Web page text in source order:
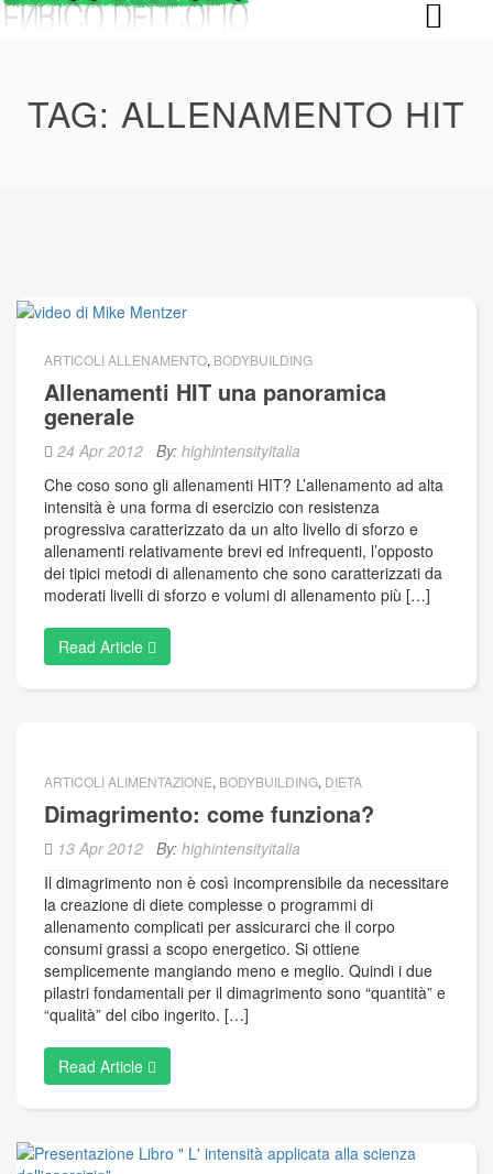
Skip
TAG: ALLENAMENTO HIT
ARTICOLI ALLENAMENTO, BODYBUILDING
Allenamenti HIT una panoramica
generale
24 Apr 2012 By: highintensityitalia
Che coso sono gli allenamenti HIT? L’allenamento ad alta
intensità è una forma di esercizio con resistenza
progressiva caratterizzato da un alto livello di sforzo e
allenamenti relativamente brevi ed infrequenti, l’opposto
dei tipici metodi di allenamento che sono caratterizzati da
moderati livelli di sforzo e volumi di allenamento più […]
Read Article
ARTICOLI ALIMENTAZIONE, BODYBUILDING, DIETA
Dimagrimento: come funziona?
13 Apr 2012 By: highintensityitalia
Il dimagrimento non è così incomprensibile da necessitare
la creazione di diete complesse o programmi di
allenamento complicati per assicurarci che il corpo
consumi grassi a scopo energetico. Si ottiene
semplicemente mangiando meno e meglio. Quindi i due
pilastri fondamentali per il dimagrimento sono “quantità” e
“qualità” del cibo ingerito. […]
Read Article